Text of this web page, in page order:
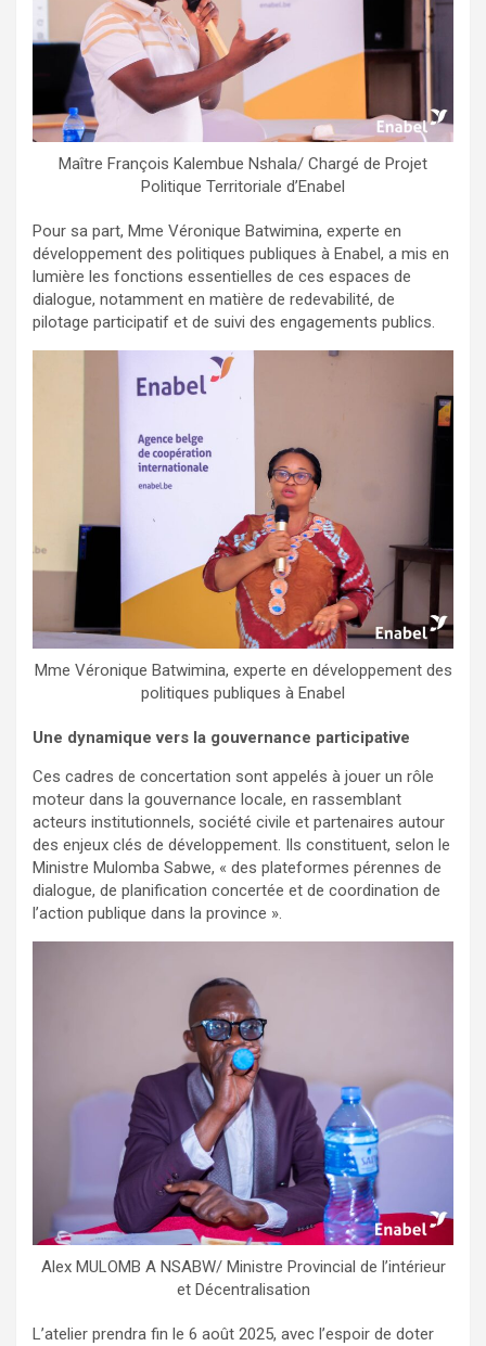
Maître François Kalembue Nshala/ Chargé de Projet
Politique Territoriale d’Enabel
Pour sa part, Mme Véronique Batwimina, experte en
développement des politiques publiques à Enabel, a mis en
lumière les fonctions essentielles de ces espaces de
dialogue, notamment en matière de redevabilité, de
pilotage participatif et de suivi des engagements publics.
Mme Véronique Batwimina, experte en développement des
politiques publiques à Enabel
Une dynamique vers la gouvernance participative
Ces cadres de concertation sont appelés à jouer un rôle
moteur dans la gouvernance locale, en rassemblant
acteurs institutionnels, société civile et partenaires autour
des enjeux clés de développement. Ils constituent, selon le
Ministre Mulomba Sabwe, « des plateformes pérennes de
dialogue, de planification concertée et de coordination de
l’action publique dans la province ».
Alex MULOMB A NSABW/ Ministre Provincial de l’intérieur
et Décentralisation
L’atelier prendra fin le 6 août 2025, avec l’espoir de doter